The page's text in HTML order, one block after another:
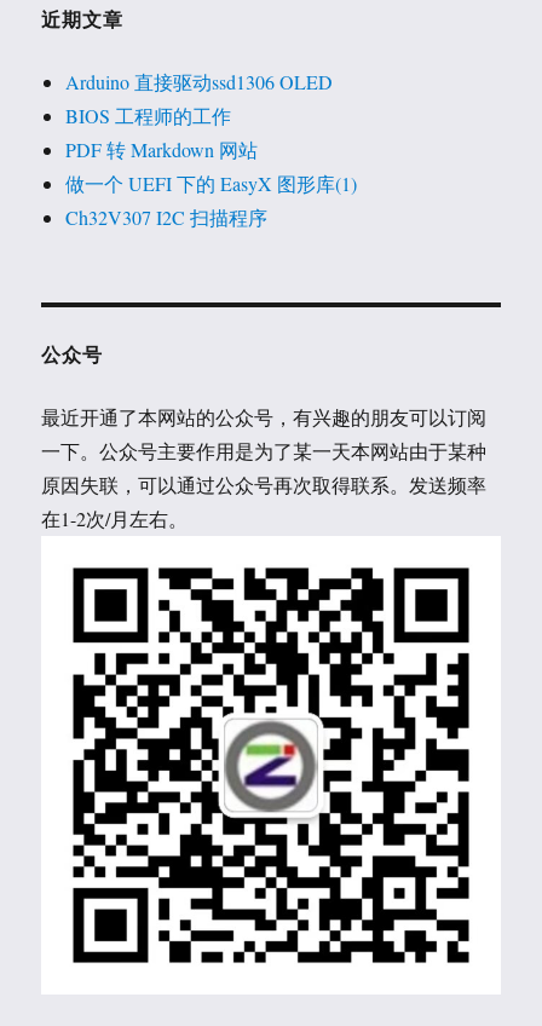
近期文章
Arduino 直接驱动ssd1306 OLED
BIOS 工程师的工作
PDF 转 Markdown 网站
做一个 UEFI 下的 EasyX 图形库(1)
Ch32V307 I2C 扫描程序
公众号
最近开通了本网站的公众号，有兴趣的朋友可以订阅
一下。公众号主要作用是为了某一天本网站由于某种
原因失联，可以通过公众号再次取得联系。发送频率
在1-2次/月左右。